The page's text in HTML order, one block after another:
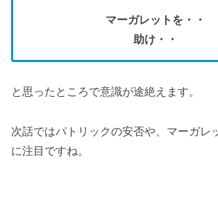
マーガレットを・・
助け・・
と思ったところで意識が途絶えます。
次話ではパトリックの安否や、マーガレ
に注目ですね。